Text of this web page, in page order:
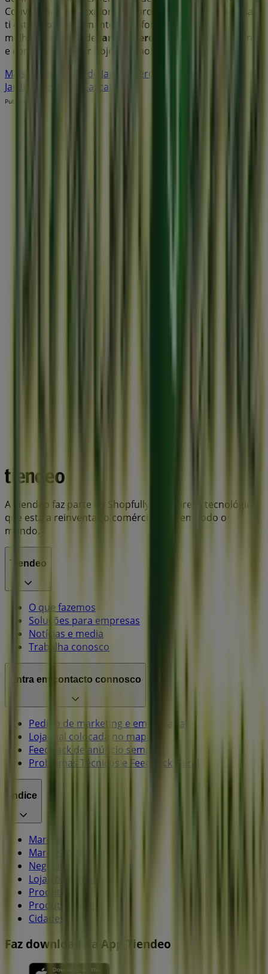
Convidamos-te a explorar as promoções que temos para
ti este
e a manter-te informado sobre as
melhores ofertas de Jardim Verde
. Visita-nos
e começa a poupar hoje mesmo!
Mais informações de Jardim Verde
Jardim Verde em Cascais
Publicidade
A Tiendeo faz parte da Shopfully, a empresa tecnológica
que está a reinventar o comércio local em todo o
mundo.
Tiendeo
O que fazemos
Soluções para empresas
Notícias e media
Trabalha conosco
Entra em contacto connosco
Pedido de marketing e empresarial
Loja mal colocada no mapa
Feedback de anúncio semanal
Problemas Técnicos e Feedback Geral
Índice
Marcas
Marcas locais
Negócios
Lojas próximas
Produtos
Produtos locais
Cidades
Faz download da App Tiendeo